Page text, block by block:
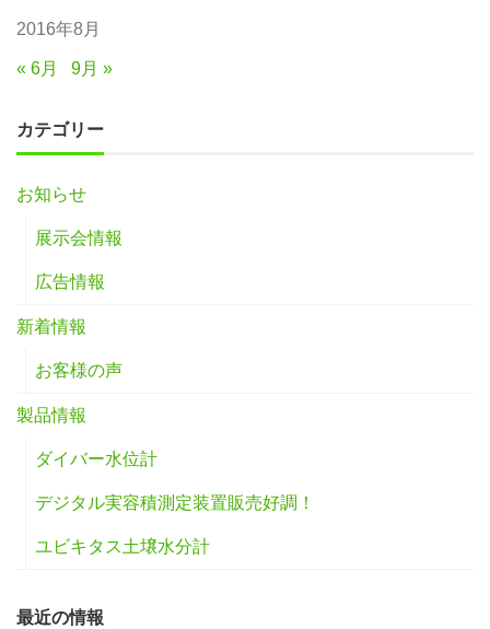
2016年8月
« 6月 9月 »
カテゴリー
お知らせ
展示会情報
広告情報
新着情報
お客様の声
製品情報
ダイバー水位計
デジタル実容積測定装置販売好調！
ユビキタス土壌水分計
最近の情報